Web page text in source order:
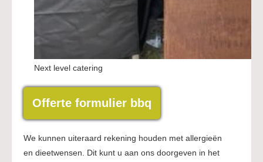
Next level catering
Offerte formulier bbq
We kunnen uiteraard rekening houden met allergieën
en dieetwensen. Dit kunt u aan ons doorgeven in het